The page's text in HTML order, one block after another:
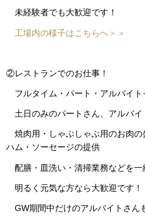
未経験者でも大歓迎です！
工場内の様子はこちらへ＞＞
②レストランでのお仕事！
フルタイム・パート・アルバイト
土日のみのパートさん、アルバイ
焼肉用・しゃぶしゃぶ用のお肉の
ハム・ソーセージの提供
配膳・皿洗い・清掃業務などを一
明るく元気な方なら大歓迎です！
GW期間中だけのアルバイトさん